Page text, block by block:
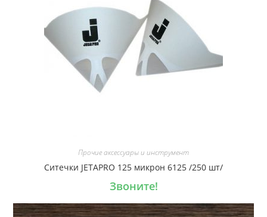
Прочие аксессуары и инструмент
Ситечки JETAPRO 125 микрон 6125 /250 шт/
Звоните!